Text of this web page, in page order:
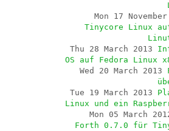
Mon 17
Tinycore Linux
Thu 28 March 2013
OS auf Fedora Linux
Wed 20 March 2013
Tue 19 March 2013
Linux und ein
Mon 05 March
Forth 0.7.0 für